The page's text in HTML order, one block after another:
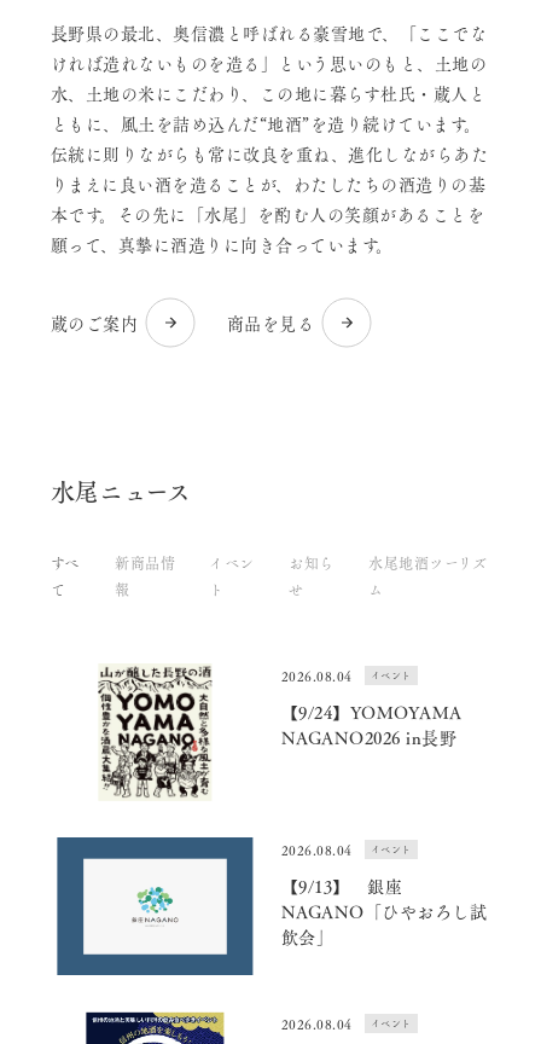
長野県の最北、奥信濃と呼ばれる豪雪地で、「ここでな
ければ造れないものを造る」という思いのもと、土地の
水、土地の米にこだわり、この地に暮らす杜氏・蔵人と
ともに、風土を詰め込んだ“地酒”を造り続けています。
伝統に則りながらも常に改良を重ね、進化しながらあた
りまえに良い酒を造ることが、わたしたちの酒造りの基
本です。その先に「水尾」を酌む人の笑顔があることを
願って、真摯に酒造りに向き合っています。
蔵のご案内 商品を見る
水尾ニュース
すべ
て
新商品情
報
イベン
ト
お知ら
せ
水尾地酒ツーリズ
ム
2026.08.04 イベント
【9/24】YOMOYAMA
NAGANO2026 in長野
2026.08.04 イベント
【9/13】 銀座
NAGANO「ひやおろし試
飲会」
2026.08.04 イベント